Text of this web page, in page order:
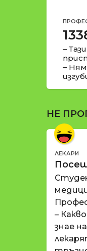
–
–
НЕ
ЛЕКАРИ
–
знае